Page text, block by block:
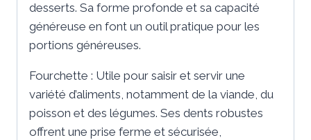
desserts. Sa forme profonde et sa capacité
généreuse en font un outil pratique pour les
portions généreuses.
Fourchette : Utile pour saisir et servir une
variété d’aliments, notamment de la viande, du
poisson et des légumes. Ses dents robustes
offrent une prise ferme et sécurisée,